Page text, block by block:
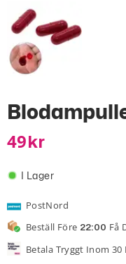
49 Kr
I Lager
PostNord
Beställ Före 22:00 Få
Betala Tryggt Inom 30